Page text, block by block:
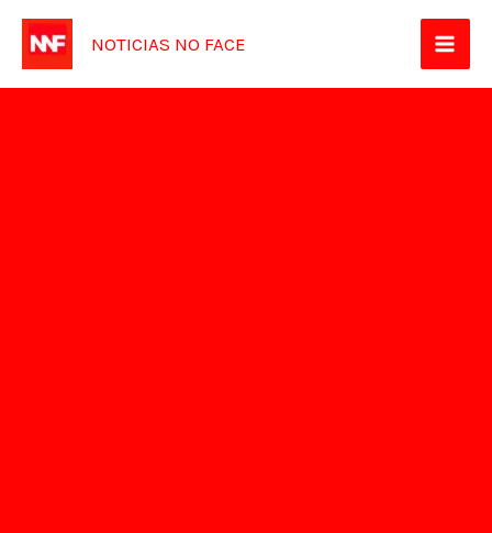
para
NOTICIAS NO FACE